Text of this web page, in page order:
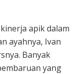
apik dalam
ayahnya, Ivan
Banyak
yang